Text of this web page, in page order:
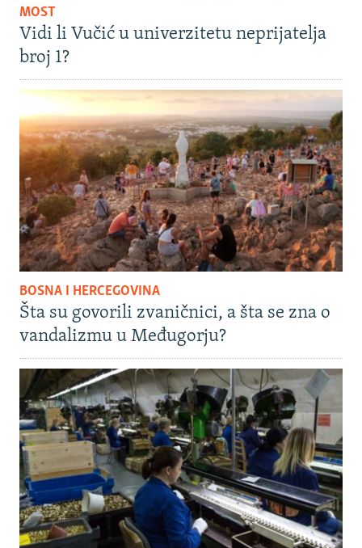
MOST
Vidi li Vučić u univerzitetu neprijatelja
broj 1?
BOSNA I HERCEGOVINA
Šta su govorili zvaničnici, a šta se zna o
vandalizmu u Međugorju?